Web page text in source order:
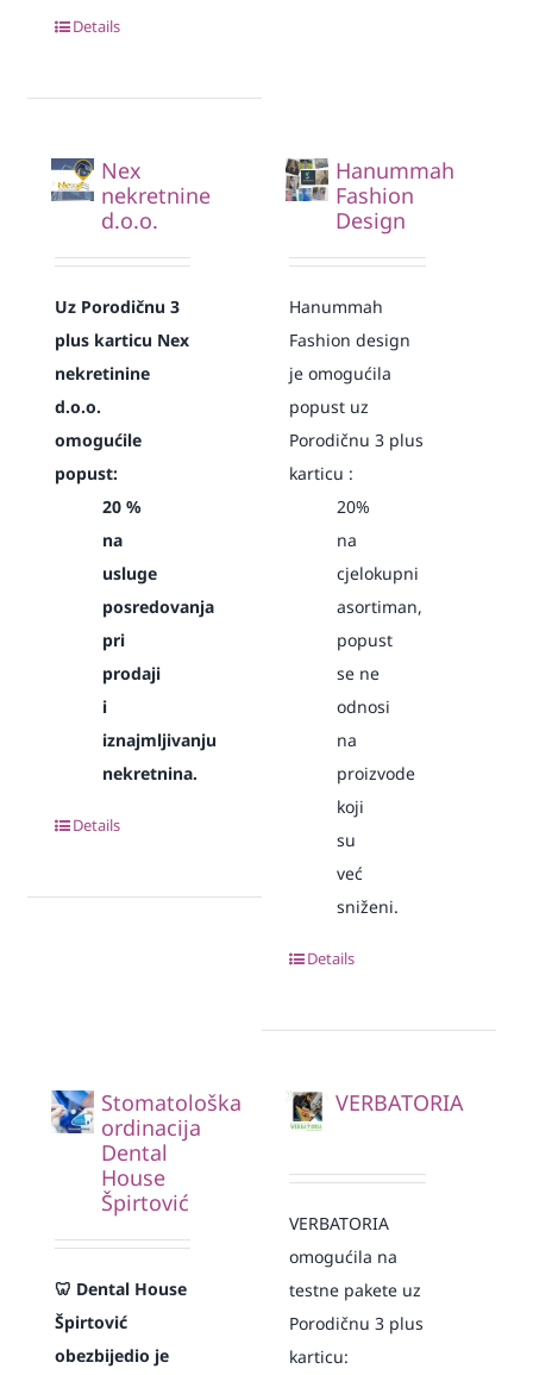
Details
Nex
nekretnine
d.o.o.
Uz Porodičnu 3
plus karticu Nex
nekretinine
d.o.o.
omogućile
popust:
20 %
na
usluge
posredovanja
pri
prodaji
i
iznajmljivanju
nekretnina.
Details
Hanummah
Fashion
Design
Hanummah
Fashion design
je omogućila
popust uz
Porodičnu 3 plus
karticu :
20%
na
cjelokupni
asortiman,
popust
se ne
odnosi
na
proizvode
koji
su
već
sniženi.
Details
Stomatološka
ordinacija
Dental
House
Špirtović
🦷 Dental House
Špirtović
obezbijedio je
VERBATORIA
VERBATORIA
omogućila na
testne pakete uz
Porodičnu 3 plus
karticu: